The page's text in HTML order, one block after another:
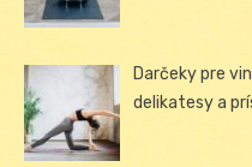
Darčeky pre
delikatesy a